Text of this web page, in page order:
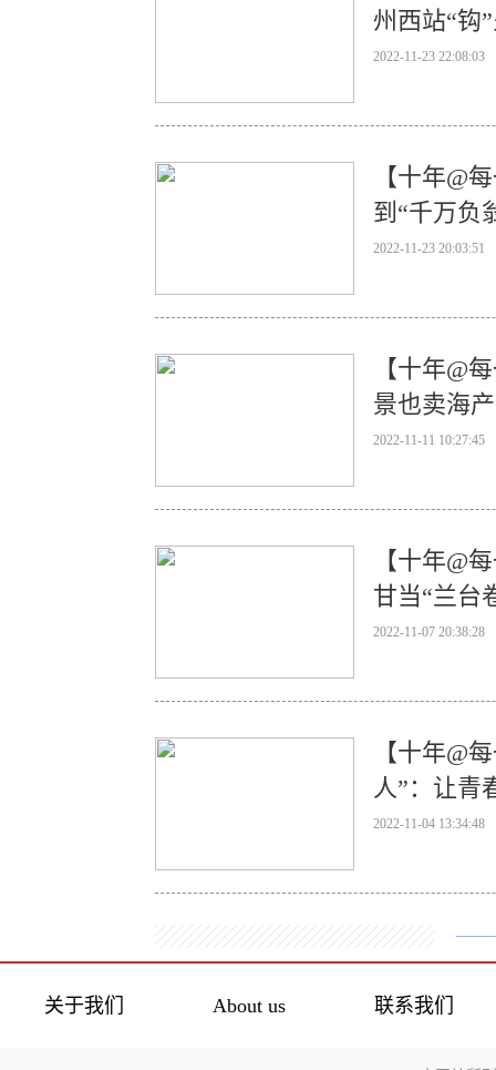
州西站“钩
2022-11-23 22:08:03
【十年@
到“千万负
2022-11-23 20:03:51
【十年@
景也卖海
2022-11-11 10:27:45
【十年@
甘当“兰台
2022-11-07 20:38:28
【十年@
人”：让青
2022-11-04 13:34:48
关于我们 About us 联系我们